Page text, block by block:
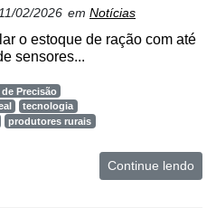
11/02/2026 em Notícias
o estoque de ração com até
sensores...
Precisão
tecnologia
produtores rurais
Continue lendo